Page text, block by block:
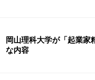
岡山理科大学が「起業
な内容